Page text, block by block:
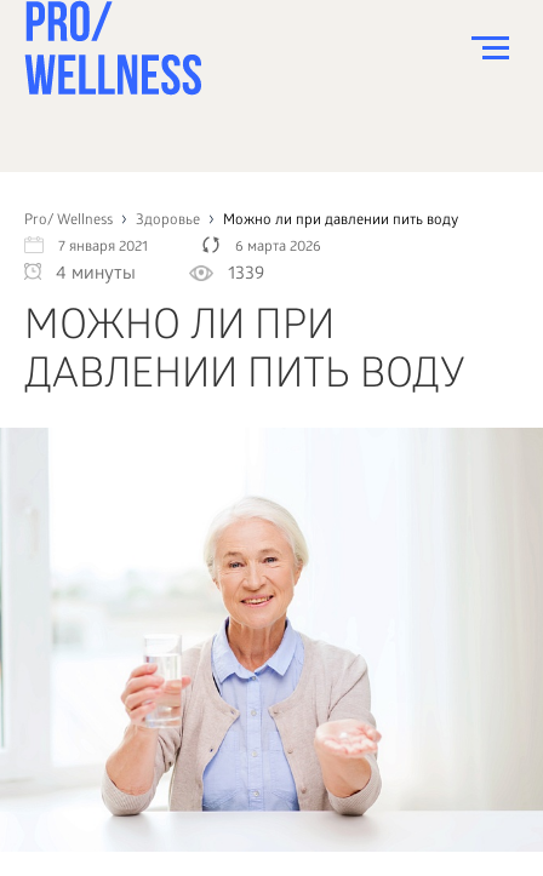
Pro/ Wellness Здоровье
Можно ли при давлении пить воду
7 января 2021
6 марта 2026
4 минуты 1339
МОЖНО ЛИ ПРИ
ДАВЛЕНИИ ПИТЬ ВОДУ
СПОРТ
ЗДОРОВЬЕ
КРАСОТА
ПСИХОЛОГИЯ